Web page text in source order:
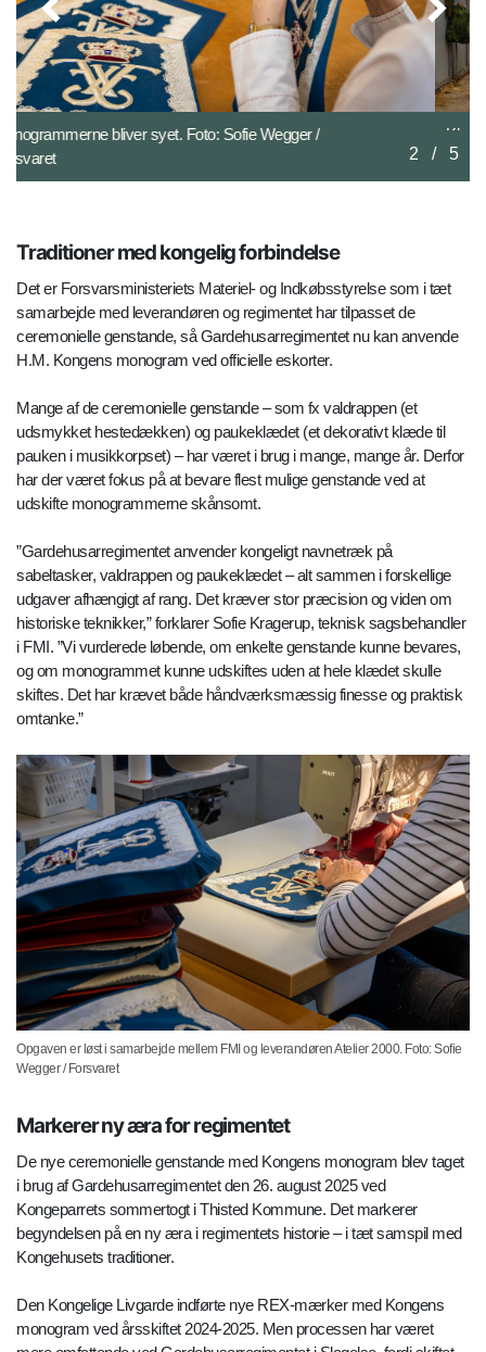
2 / 5
Klargøring til dagens eskorte. Foto: Casper Brock /
Forsvaret
Traditioner med kongelig forbindelse
Det er Forsvarsministeriets Materiel- og Indkøbsstyrelse som i tæt
samarbejde med leverandøren og regimentet har tilpasset de
ceremonielle genstande, så Gardehusarregimentet nu kan anvende
H.M. Kongens monogram ved officielle eskorter.
Mange af de ceremonielle genstande – som fx valdrappen (et
udsmykket hestedækken) og paukeklædet (et dekorativt klæde til
pauken i musikkorpset) – har været i brug i mange, mange år. Derfor
har der været fokus på at bevare flest mulige genstande ved at
udskifte monogrammerne skånsomt.
”Gardehusarregimentet anvender kongeligt navnetræk på
sabeltasker, valdrappen og paukeklædet – alt sammen i forskellige
udgaver afhængigt af rang. Det kræver stor præcision og viden om
historiske teknikker,” forklarer Sofie Kragerup, teknisk sagsbehandler
i FMI. ”Vi vurderede løbende, om enkelte genstande kunne bevares,
og om monogrammet kunne udskiftes uden at hele klædet skulle
skiftes. Det har krævet både håndværksmæssig finesse og praktisk
omtanke.”
Opgaven er løst i samarbejde mellem FMI og leverandøren Atelier 2000. Foto: Sofie
Wegger / Forsvaret
Markerer ny æra for regimentet
De nye ceremonielle genstande med Kongens monogram blev taget
i brug af Gardehusarregimentet den 26. august 2025 ved
Kongeparrets sommertogt i Thisted Kommune. Det markerer
begyndelsen på en ny æra i regimentets historie – i tæt samspil med
Kongehusets traditioner.
Den Kongelige Livgarde indførte nye REX-mærker med Kongens
monogram ved årsskiftet 2024-2025. Men processen har været